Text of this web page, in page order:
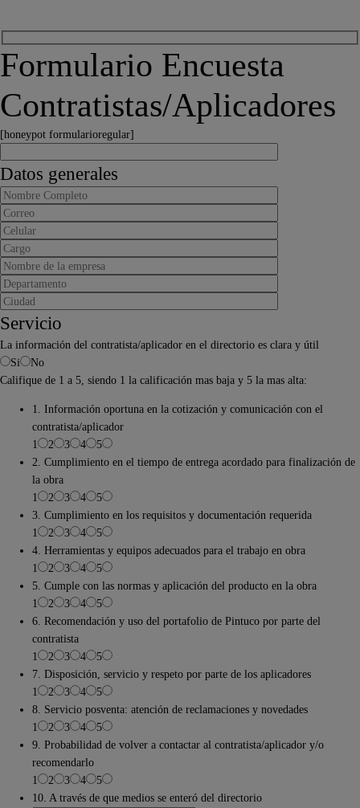
Formulario Encuesta
Contratistas/Aplicadores
[honeypot formularioregular]
Datos generales
Servicio
La información del contratista/aplicador en el directorio es clara y útil
Si
No
Califique de 1 a 5, siendo 1 la calificación mas baja y 5 la mas alta:
1. Información oportuna en la cotización y comunicación con el
contratista/aplicador
1
2 3 4
5
2. Cumplimiento en el tiempo de entrega acordado para finalización de
la obra
1
2 3 4
5
3. Cumplimiento en los requisitos y documentación requerida
1
2 3 4
5
4. Herramientas y equipos adecuados para el trabajo en obra
1
2 3 4
5
5. Cumple con las normas y aplicación del producto en la obra
1
2 3 4
5
6. Recomendación y uso del portafolio de Pintuco por parte del
contratista
1
2 3 4
5
7. Disposición, servicio y respeto por parte de los aplicadores
1
2 3 4
5
8. Servicio posventa: atención de reclamaciones y novedades
1
2 3 4
5
9. Probabilidad de volver a contactar al contratista/aplicador y/o
recomendarlo
1
2 3 4
5
10. A través de que medios se enteró del directorio